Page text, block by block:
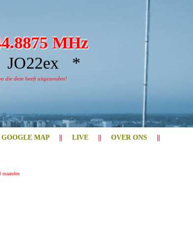
MHz
*
die deze heeft uitgezonden!
GOOGLE MAP|| LIVE OVER ONS
maanden